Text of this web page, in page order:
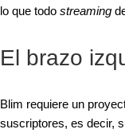
lo que todo streaming
El brazo
Blim requiere un
suscriptores, es decir,